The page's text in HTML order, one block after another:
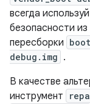
всегда
безопасности из
пересборки
debug.img .
В качестве
инструмент